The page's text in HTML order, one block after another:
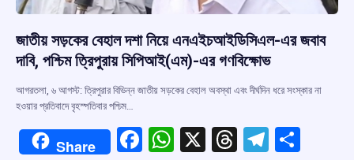
জাতীয় সড়কের বেহাল দশা নিয়ে এনএইচআইডিসিএল-এর জবাব
দাবি, পশ্চিম ত্রিপুরায় সিপিআই(এম)-এর গণবিক্ষোভ
আগরতলা, ৬ আগস্ট: ত্রিপুরার বিভিন্ন জাতীয় সড়কের বেহাল অবস্থা এবং দীর্ঘদিন ধরে সংস্কার না
হওয়ার প্রতিবাদে বৃহস্পতিবার পশ্চিম…
Share
F
W
X
T
T